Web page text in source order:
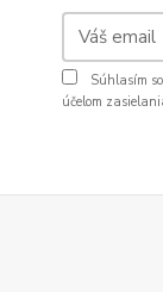
Súhlasím so
účelom